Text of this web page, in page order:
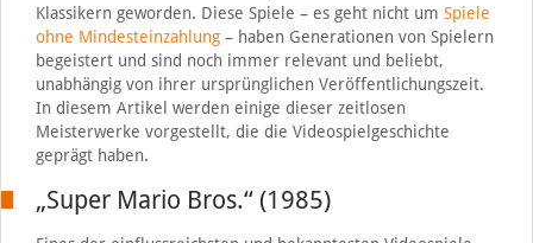
Klassikern geworden. Diese Spiele – es geht nicht um Spiele
ohne Mindesteinzahlung– haben Generationen von Spielern
begeistert und sind noch immer relevant und beliebt,
unabhängig von ihrer ursprünglichen Veröffentlichungszeit.
In diesem Artikel werden einige dieser zeitlosen
Meisterwerke vorgestellt, die die Videospielgeschichte
geprägt haben.
„Super Mario Bros.“ (1985)